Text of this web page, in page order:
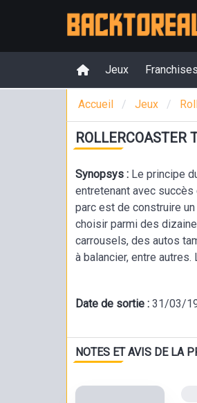
Jeux Franchises
Accueil Jeux
ROLLERCOASTER
Synopsys : Le principe
entretenant avec
parc est de construire
choisir parmi des
carrousels, des autos
à balancier, entre
les manèges excitants
contraire.
Date de sortie : 31/03/
NOTES ET AVIS DE LA